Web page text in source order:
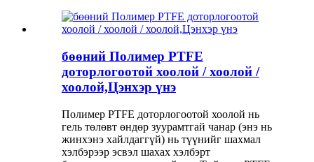
бөөний Полимер PTFE
доторлогоотой хоолой / хоолой /
хоолой,Цэнхэр үнэ
Полимер PTFE доторлогоотой хоолой нь
гель төлөвт өндөр зуурамтгай чанар (энэ нь
жинхэнэ хайлдаггүй) нь түүнийг шахмал
хэлбэрээр эсвэл шахах хэлбэрт